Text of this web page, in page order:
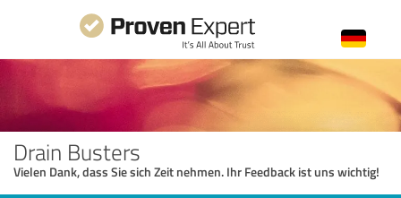
Drain Busters
Vielen Dank, dass Sie sich Zeit nehmen. Ihr Feedback ist uns wichtig!